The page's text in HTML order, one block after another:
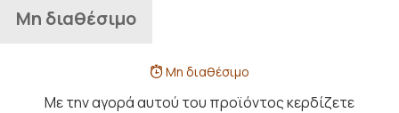
Μη διαθέσιμο
Μη διαθέσιμο
Με την αγορά αυτού του προϊόντος κερδίζετε